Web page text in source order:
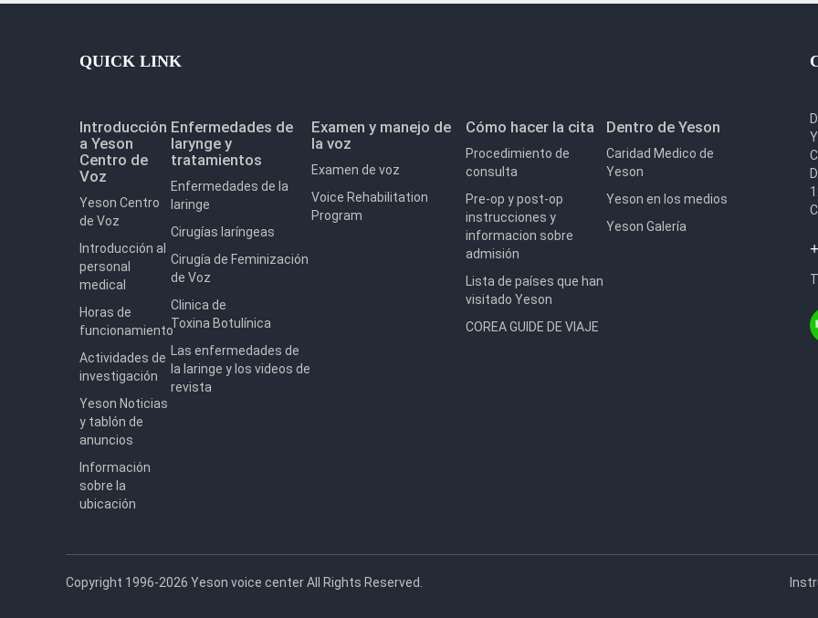
QUICK LINK
Introducción
a Yeson
Centro de
Voz
Yeson Centro
de Voz
Introducción al
personal
medical
Horas de
funcionamiento
Actividades de
investigación
Yeson Noticias
y tablón de
anuncios
Información
sobre la
ubicación
Enfermedades de
larynge y
tratamientos
Enfermedades de la
laringe
Cirugías laríngeas
Cirugía de Feminización
de Voz
Clinica de
Toxina Botulínica
Las enfermedades de
la laringe y los videos de
revista
Examen y manejo de
la voz
Examen de voz
Voice Rehabilitation
Program
Cómo hacer la cita
Procedimiento de
consulta
Pre-op y post-op
instrucciones y
informacion sobre
admisión
Lista de países que han
visitado Yeson
COREA GUIDE DE VIAJE
Dentro de Yeson
Caridad Medico de
Yeson
Yeson en los medios
Yeson Galería
Copyright 1996-2026 Yeson voice center All Rights Reserved.